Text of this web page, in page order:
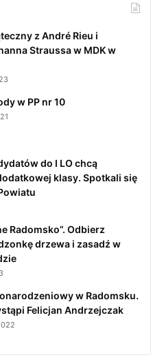
z André Rieu i
Straussa w MDK w
w PP nr 10
do I LO chcą
klasy. Spotkali się
Radomsko”. Odbierz
drzewa i zasadź w
w Radomsku.
Felicjan Andrzejczak